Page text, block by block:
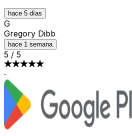
hace 5 días
G
Gregory Dibb
hace 1 semana
5 / 5
·